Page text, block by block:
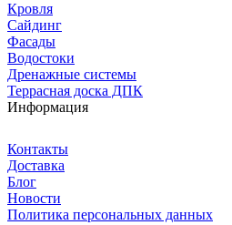
Кровля
Сайдинг
Фасады
Водостоки
Дренажные системы
Террасная доска ДПК
Информация
Контакты
Доставка
Блог
Новости
Политика персональных данных